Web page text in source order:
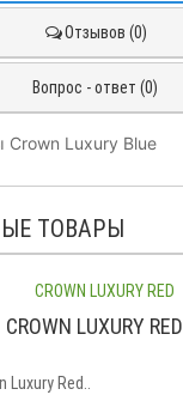
Отзывов (0)
Вопрос - ответ (0)
Crown Luxury Blue
ТОВАРЫ
CROWN LUXURY RED
Red..